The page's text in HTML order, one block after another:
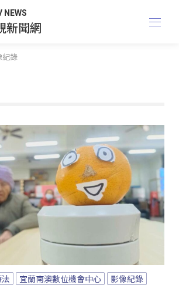
NEWS
新聞網
紀錄
宜蘭南澳數位機會中心 影像紀錄